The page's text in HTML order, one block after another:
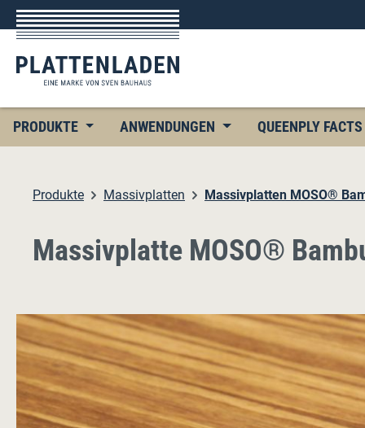
Hauptinhalt springen
Zur Suche springen
Zur Hauptnavigation springen
PRODUKTE ANWENDUNGEN QUEENPLY FACTS
Produkte Massivplatten Massivplatten MOSO®
Massivplatte MOSO®
Bildergalerie überspringen